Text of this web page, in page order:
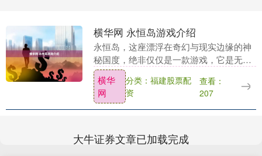
横华网 永恒岛游戏介绍
永恒岛，这座漂浮在奇幻与现实边缘的神
秘国度，绝非仅仅是一款游戏，它是无数
冒险者魂牵梦绕的童话秘境，更是2026年
怀旧浪潮中一颗璀璨的明珠。 踏入这片土
地，首先映....
横华
网
分类：福建股票配
资
查看：
207
大牛证券文章已加载完成